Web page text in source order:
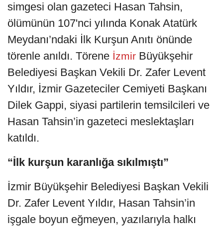
simgesi olan gazeteci Hasan Tahsin,
ölümünün 107'nci yılında Konak Atatürk
Meydanı’ndaki İlk Kurşun Anıtı önünde
törenle anıldı. Törene İzmir Büyükşehir
Belediyesi Başkan Vekili Dr. Zafer Levent
Yıldır, İzmir Gazeteciler Cemiyeti Başkanı
Dilek Gappi, siyasi partilerin temsilcileri ve
Hasan Tahsin’in gazeteci meslektaşları
katıldı.
“İlk kurşun karanlığa sıkılmıştı”
İzmir Büyükşehir Belediyesi Başkan Vekili
Dr. Zafer Levent Yıldır, Hasan Tahsin’in
işgale boyun eğmeyen, yazılarıyla halkı